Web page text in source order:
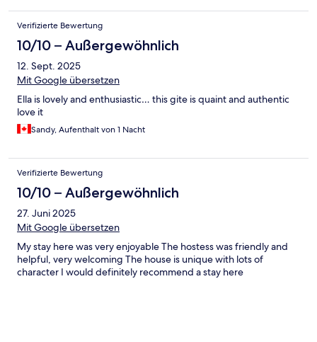
Verifizierte Bewertung
10/10 – Außergewöhnlich
12. Sept. 2025
Mit Google übersetzen
Ella is lovely and enthusiastic… this gite is quaint and authentic
love it
Sandy, Aufenthalt von 1 Nacht
Verifizierte Bewertung
10/10 – Außergewöhnlich
27. Juni 2025
Mit Google übersetzen
My stay here was very enjoyable The hostess was friendly and
helpful, very welcoming The house is unique with lots of
character I would definitely recommend a stay here